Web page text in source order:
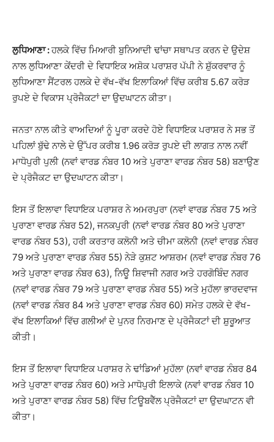
ਲੁਧਿਆਣਾ :ਹਲਕੇ ਵਿੱਚ ਮਿਆਰੀ ਬੁਨਿਆਦੀ ਢਾਂਚਾ ਸਥਾਪਤ ਕਰਨ ਦੇ ਉਦੇਸ਼
ਨਾਲ ਲੁਧਿਆਣਾ ਕੇਂਦਰੀ ਦੇ ਵਿਧਾਇਕ ਅਸ਼ੋਕ ਪਰਾਸ਼ਰ ਪੱਪੀ ਨੇ ਸ਼ੁੱਕਰਵਾਰ ਨੂੰ
ਲੁਧਿਆਣਾ ਸੈਂਟਰਲ ਹਲਕੇ ਦੇ ਵੱਖ-ਵੱਖ ਇਲਾਕਿਆਂ ਵਿੱਚ ਕਰੀਬ 5.67 ਕਰੋੜ
ਰੁਪਏ ਦੇ ਵਿਕਾਸ ਪ੍ਰੋਜੈਕਟਾਂ ਦਾ ਉਦਘਾਟਨ ਕੀਤਾ।
ਜਨਤਾ ਨਾਲ ਕੀਤੇ ਵਾਅਦਿਆਂ ਨੂੰ ਪੂਰਾ ਕਰਦੇ ਹੋਏ ਵਿਧਾਇਕ ਪਰਾਸ਼ਰ ਨੇ ਸਭ ਤੋਂ
ਪਹਿਲਾਂ ਬੁੱਢੇ ਨਾਲੇ ਦੇ ਉੱਪਰ ਕਰੀਬ 1.96 ਕਰੋੜ ਰੁਪਏ ਦੀ ਲਾਗਤ ਨਾਲ ਨਵੀਂ
ਮਾਧੋਪੁਰੀ ਪੁਲੀ (ਨਵਾਂ ਵਾਰਡ ਨੰਬਰ 10 ਅਤੇ ਪੁਰਾਣਾ ਵਾਰਡ ਨੰਬਰ 58) ਬਣਾਉਣ
ਦੇ ਪ੍ਰੋਜੈਕਟ ਦਾ ਉਦਘਾਟਨ ਕੀਤਾ।
ਇਸ ਤੋਂ ਇਲਾਵਾ ਵਿਧਾਇਕ ਪਰਾਸ਼ਰ ਨੇ ਅਮਰਪੁਰਾ (ਨਵਾਂ ਵਾਰਡ ਨੰਬਰ 75 ਅਤੇ
ਪੁਰਾਣਾ ਵਾਰਡ ਨੰਬਰ 52), ਜਨਕਪੁਰੀ (ਨਵਾਂ ਵਾਰਡ ਨੰਬਰ 80 ਅਤੇ ਪੁਰਾਣਾ
ਵਾਰਡ ਨੰਬਰ 53), ਹਰੀ ਕਰਤਾਰ ਕਲੋਨੀ ਅਤੇ ਚੀਮਾ ਕਲੋਨੀ (ਨਵਾਂ ਵਾਰਡ ਨੰਬਰ
79 ਅਤੇ ਪੁਰਾਣਾ ਵਾਰਡ ਨੰਬਰ 55) ਨੇੜੇ ਕੁਸ਼ਟ ਆਸ਼ਰਮ (ਨਵਾਂ ਵਾਰਡ ਨੰਬਰ 76
ਅਤੇ ਪੁਰਾਣਾ ਵਾਰਡ ਨੰਬਰ 63), ਨਿਊ ਸ਼ਿਵਾਜੀ ਨਗਰ ਅਤੇ ਹਰਗੋਬਿੰਦ ਨਗਰ
(ਨਵਾਂ ਵਾਰਡ ਨੰਬਰ 79 ਅਤੇ ਪੁਰਾਣਾ ਵਾਰਡ ਨੰਬਰ 55) ਅਤੇ ਮੁਹੱਲਾ ਭਾਰਦਵਾਜ
(ਨਵਾਂ ਵਾਰਡ ਨੰਬਰ 84 ਅਤੇ ਪੁਰਾਣਾ ਵਾਰਡ ਨੰਬਰ 60) ਸਮੇਤ ਹਲਕੇ ਦੇ ਵੱਖ-
ਵੱਖ ਇਲਾਕਿਆਂ ਵਿੱਚ ਗਲੀਆਂ ਦੇ ਪੁਨਰ ਨਿਰਮਾਣ ਦੇ ਪ੍ਰੋਜੈਕਟਾਂ ਦੀ ਸ਼ੁਰੂਆਤ
ਕੀਤੀ।
ਇਸ ਤੋਂ ਇਲਾਵਾ ਵਿਧਾਇਕ ਪਰਾਸ਼ਰ ਨੇ ਢਾਂਡਿਆਂ ਮੁਹੱਲਾ (ਨਵਾਂ ਵਾਰਡ ਨੰਬਰ 84
ਅਤੇ ਪੁਰਾਣਾ ਵਾਰਡ ਨੰਬਰ 60) ਅਤੇ ਮਾਧੋਪੁਰੀ ਇਲਾਕੇ (ਨਵਾਂ ਵਾਰਡ ਨੰਬਰ 10
ਅਤੇ ਪੁਰਾਣਾ ਵਾਰਡ ਨੰਬਰ 58) ਵਿੱਚ ਟਿਊਬਵੈੱਲ ਪ੍ਰੋਜੈਕਟਾਂ ਦਾ ਉਦਘਾਟਨ ਵੀ
ਕੀਤਾ।